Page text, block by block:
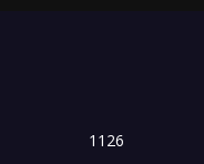
1126